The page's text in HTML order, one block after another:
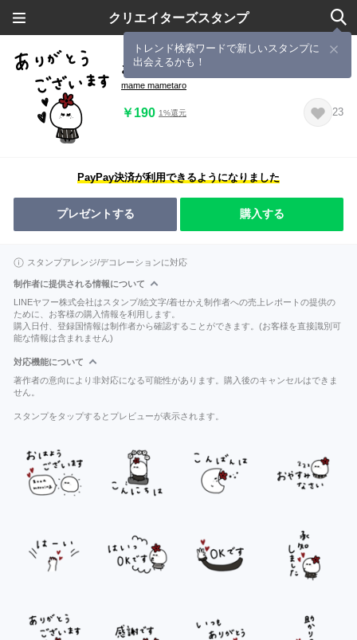
クリエイターズスタンプ
トレンド検索ワードで新しいスタンプに
出会えるかも！
お洒落×かわいい。シンプル敬語。
mame mametaro
￥190 1%還元 23
PayPay決済が利用できるようになりました
プレゼントする 購入する
スタンプアレンジ/デコレーションに対応
制作者に提供される情報について
LINEヤフー株式会社はスタンプ/絵文字/着せかえ制作者への売上レポートの提供の
ために、お客様の購入情報を利用します。
購入日付、登録国情報は制作者から確認することができます。(お客様を直接識別可
能な情報は含まれません)
対応機能について
著作者の意向により非対応になる可能性があります。購入後のキャンセルはできま
せん。
スタンプをタップするとプレビューが表示されます。